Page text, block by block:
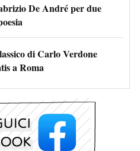
De André per due
di Carlo Verdone
a Roma